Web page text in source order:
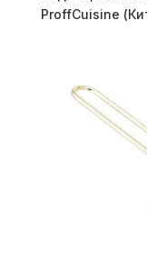
ProffСuisine